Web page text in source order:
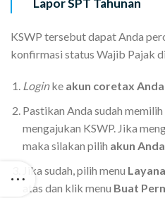
Lapor SPT Tahunan
KSWP tersebut dapat Anda
konfirmasi status Wajib Pajak
Loginke akun coretax Anda
Pastikan Anda sudah memilih
mengajukan KSWP. Jika
maka silakan pilih akun
Jika sudah, pilih menu
atas dan klik menu Buat